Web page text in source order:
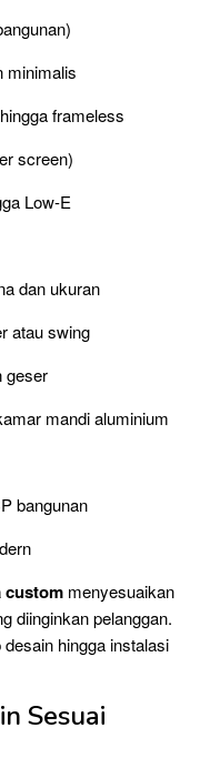
minimalis
frameless
screen)
Low-E
dan ukuran
atau swing
geser
mandi aluminium
bangunan
custom menyesuaikan
diinginkan pelanggan.
hingga instalasi
Sesuai